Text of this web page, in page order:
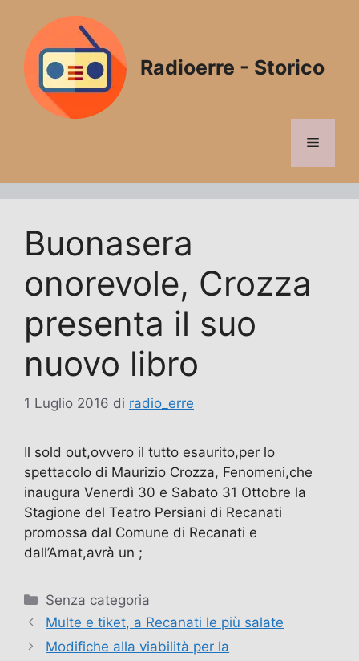
contenuto
Radioerre - Storico
Menu
Buonasera
onorevole, Crozza
presenta il suo
nuovo libro
1 Luglio 2016 di radio_erre
Il sold out,ovvero il tutto esaurito,per lo
spettacolo di Maurizio Crozza, Fenomeni,che
inaugura Venerdì 30 e Sabato 31 Ottobre la
Stagione del Teatro Persiani di Recanati
promossa dal Comune di Recanati e
dall’Amat,avrà un ;
Categorie
Senza categoria
Multe e tiket, a Recanati le più salate
Modifiche alla viabilità per la